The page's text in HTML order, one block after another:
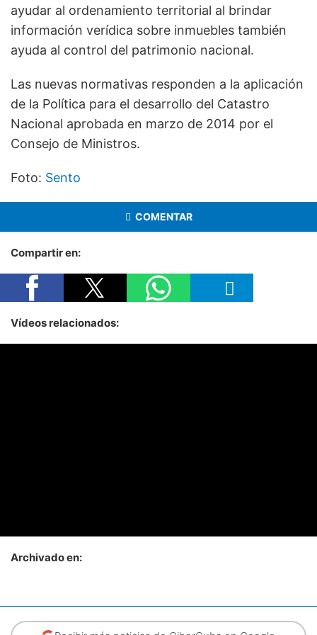
ayudar al ordenamiento territorial al brindar
información verídica sobre inmuebles también
ayuda al control del patrimonio nacional.
Las nuevas normativas responden a la aplicación
de la Política para el desarrollo del Catastro
Nacional aprobada en marzo de 2014 por el
Consejo de Ministros.
Foto: Sento
COMENTAR
Compartir en:
Vídeos relacionados:
Archivado en: